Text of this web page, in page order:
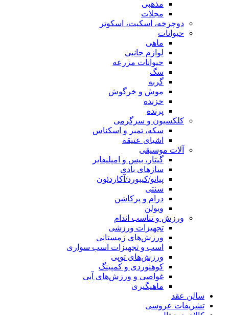
مذهبی
مجلات
دوچرخه، اسکیت، اسکوتر
حیوانات
ماهی
لوازم جانبی
حیوانات مزرعه
سگ
گربه
موش و خرگوش
خزنده
پرنده
کلکسیون و سرگرمی
سکه، تمبر و اسکناس
اشیای عتیقه
آلات موسیقی
گیتار، بیس و امپلیفایر
سازهای بادی
پیانو/کیبورد/آکاردئون
سنتی
درام و پرکاشن
ویولن
ورزش و تناسب اندام
تجهیزات ورزشی
ورزش‌های زمستانی
اسب و تجهیزات اسب سواری
ورزش‌های توپی
کوهنوردی و کمپینگ
غواصی و ورزش‌های آبی
ماهیگیری
سالن عقد
تشریفات عروسی